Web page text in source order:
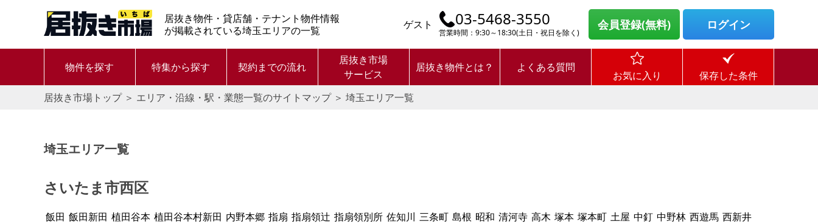
居抜き物件・貸店舗・テナント物件情報
が掲載されている埼玉エリアの一覧
ゲスト 03-5468-3550
営業時間：9:30～18:30(土日・祝日を除く)
会員登録(無料) ログイン
物件を探す 特集から探す 契約までの流れ
居抜き市場
サービス
居抜き物件とは？ よくある質問
お気に入り
保存した条件
居抜き市場トップ＞ エリア・沿線・駅・業態一覧のサイトマップ＞ 埼玉エリア一覧
埼玉エリア一覧
さいたま市西区
飯田 飯田新田 植田谷本 植田谷本村新田 内野本郷 指扇 指扇領辻 指扇領別所 佐知川 三条町 島根 昭和 清河寺 高木 塚本 塚本町 土屋 中釘 中野林 西遊馬 西新井